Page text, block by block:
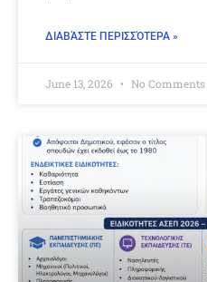
ΔΙΑΒΆΣΤΕ ΠΕΡΙΣΣΌΤΕΡΑ »
June 13, 2026 No Comments